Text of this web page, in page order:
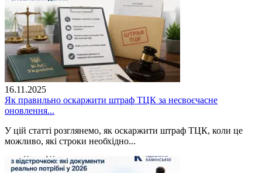
16.11.2025
Як правильно оскаржити штраф ТЦК за несвоєчасне
оновлення...
У цій статті розглянемо, як оскаржити штраф ТЦК, коли це
можливо, які строки необхідно...